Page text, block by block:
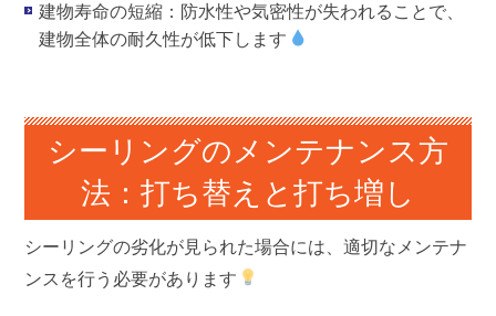
建物寿命の短縮 ：防水性や気密性が失われることで、
建物全体の耐久性が低下します
シーリングのメンテナンス方
法：打ち替えと打ち増し
シーリングの劣化が見られた場合には、適切なメンテナ
ンスを行う必要があります